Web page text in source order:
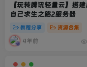
【玩转腾讯轻量云】搭
自己求生之路2服务器
教程分享 资源合集
4年前